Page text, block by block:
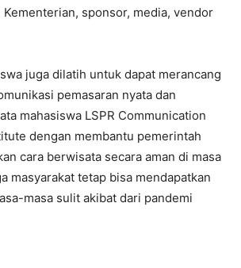
sponsor, media, vendor
juga dilatih untuk dapat merancang
pemasaran nyata dan
mahasiswa LSPR Communication
dengan membantu pemerintah
cara berwisata secara aman di masa
masyarakat tetap bisa mendapatkan
masa sulit akibat dari pandemi